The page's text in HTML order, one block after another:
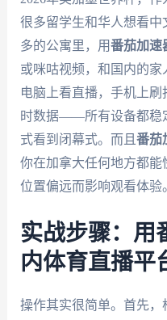
很多留学生和华人想看
多的公寓里，用番茄加速
或咪咕视频，和国内的家
电脑上看直播，手机上
时数据——所有设备都稳
式看到闭幕式。而且 番茄
你在加拿大任何地方都
位置偏远而影响观看体验
实战步骤：用
内体育直播平
操作其实很简单。首先，